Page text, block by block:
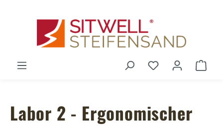
Du hast 0
Labor 2 - Ergonomischer